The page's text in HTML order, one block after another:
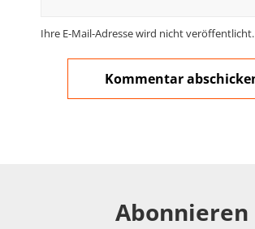
Ihre E-Mail-Adresse wird nicht veröffentlicht.
Abonnieren